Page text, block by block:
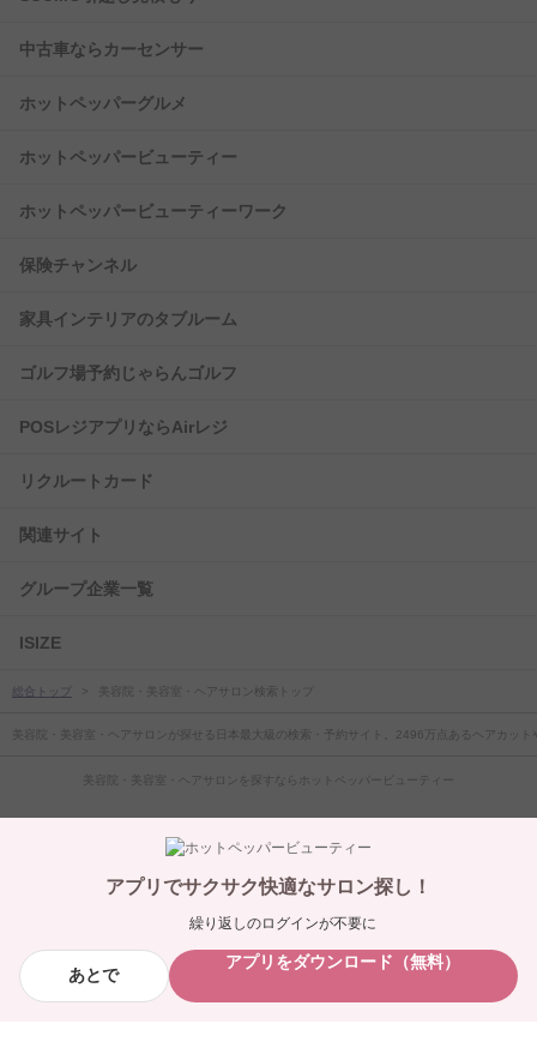
美容院・美容室・ヘアサロンを探すならホットペッパービューティー
中古車ならカーセンサー
ホットペッパーグルメ
ホットペッパービューティー
ホットペッパービューティーワーク
保険チャンネル
家具インテリアのタブルーム
ゴルフ場予約じゃらんゴルフ
POSレジアプリならAirレジ
リクルートカード
関連サイト
グループ企業一覧
ISIZE
総合トップ 美容院・美容室・ヘアサロン検索トップ
美容院・美容室・ヘアサロンが探せる日本最大級の検索・予約サイト。2496万点あるヘアカ
HOT PEPPER Beautyとサロンボード導入のご案内
ID・会員規約
プライバシーポリシー
利用規約
ご利用ガイド
ヘルプ
アプリでサクサク快適なサロン探し！
繰り返しのログインが不要に
あとで
アプリをダウンロード（無料）